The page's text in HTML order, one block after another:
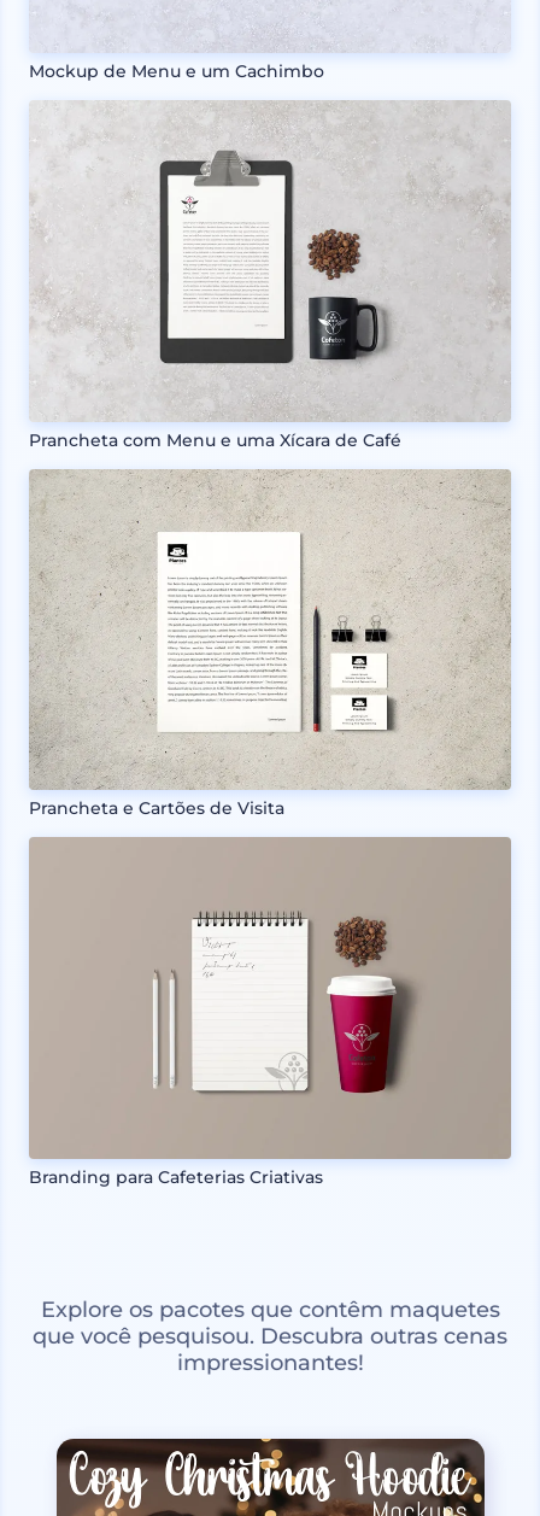
Mockup de Menu e um Cachimbo
Prancheta com Menu e uma Xícara de Café
Prancheta e Cartões de Visita
Branding para Cafeterias Criativas
Explore os pacotes que contêm maquetes
que você pesquisou. Descubra outras cenas
impressionantes!